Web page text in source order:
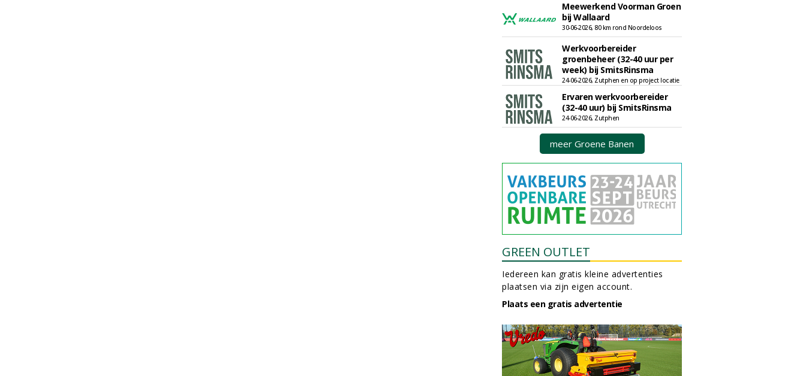
Meewerkend Voorman Groen
bij Wallaard
30-06-2026, 80 km rond Noordeloos
Werkvoorbereider
groenbeheer (32-40 uur per
week) bij SmitsRinsma
24-06-2026, Zutphen en op project locatie
Ervaren werkvoorbereider
(32-40 uur) bij SmitsRinsma
24-06-2026, Zutphen
meer Groene Banen
GREEN OUTLET
Iedereen kan gratis kleine advertenties
plaatsen via zijn eigen account.
Plaats een gratis advertentie